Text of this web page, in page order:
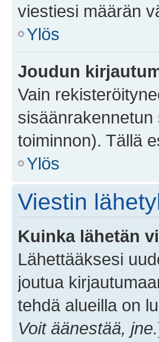
viestiesi määrän
Ylös
Joudun
Vain
toiminnon). Tällä
Ylös
Viestin
Kuinka lähetän
Lähettääksesi
joutua
tehdä alueilla on
Voit äänestää, jne.